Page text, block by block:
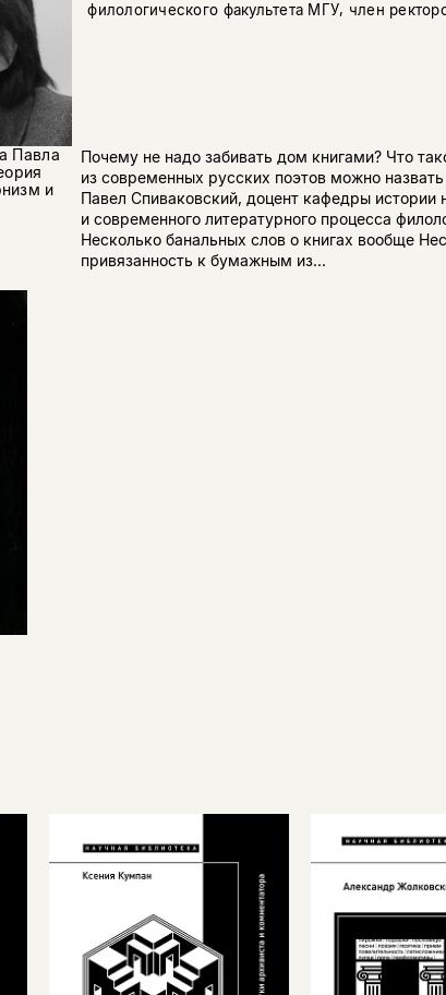
филологического факультета МГУ, член
Павла
и
Почему не надо забивать дом книгами? Что
из современных русских поэтов можно
Павел Спиваковский, доцент кафедры истории
и современного литературного процесса
Несколько банальных слов о книгах вообще
привязанность к бумажным из...